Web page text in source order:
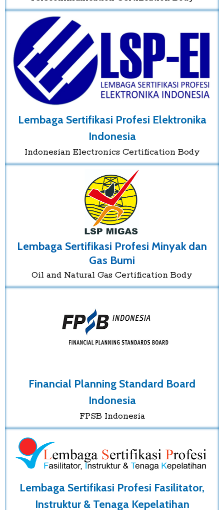
Lembaga Sertifikasi Profesi Elektronika
Indonesia
Indonesian Electronics Certification Body
Lembaga Sertifikasi Profesi Minyak dan
Gas Bumi
Oil and Natural Gas Certification Body
Financial Planning Standard Board
Indonesia
FPSB Indonesia
Lembaga Sertifikasi Profesi Fasilitator,
Instruktur & Tenaga Kepelatihan